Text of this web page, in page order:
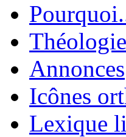
Annonces
Icônes
Lexique